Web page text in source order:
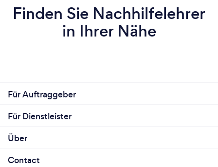
Finden Sie Nachhilfelehrer
in Ihrer Nähe
Für Auftraggeber
Für Dienstleister
Über
Contact